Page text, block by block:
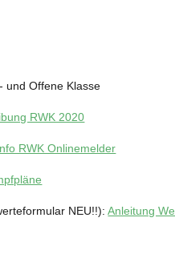
und Offene Klasse
RWK 2020
RWK Onlinemelder
NEU!!):Anleitung